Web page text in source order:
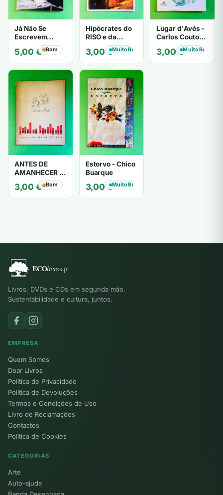
Já Não Se
Escrevem
Cartas de Amor
- Mário
Zambujal
5,00 € Bom
Hipócrates do
RISO e da
LOUCURA
3,00€Muito Bom
Lugar d'Avós -
Carlos Couto
Amaral
3,00€Muito Bom
ANTES DE
AMANHECER -
ruy de oliveira
3,00 € Bom
Estorvo - Chico
Buarque
3,00€Muito Bom
Livros, DVDs e CDs em segunda mão.
Sustentabilidade e cultura, juntos.
EMPRESA
Quem Somos
Doar Livros
Política de Privacidade
Política de Devoluções
Termos e Condições de Uso
Livro de Reclamações
Contactos
Política de Cookies
CATEGORIAS
Arte
Auto-ajuda